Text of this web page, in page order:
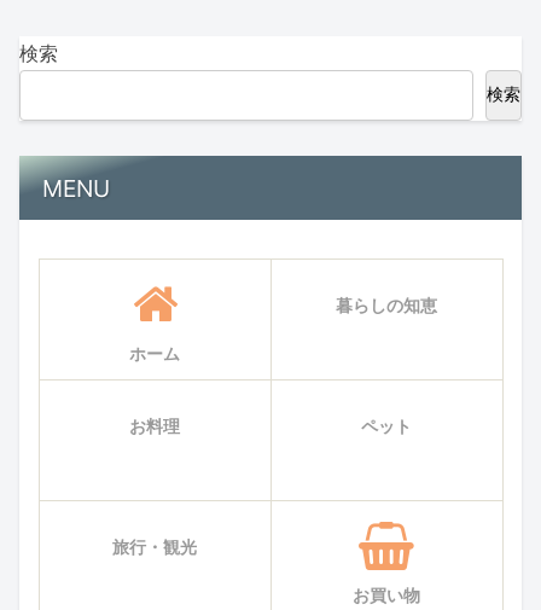
検索
検索
MENU
ホーム
暮らしの知恵
お料理 ペット
旅行・観光
お買い物